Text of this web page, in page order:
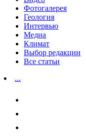
Фотогалерея
Геология
Интервью
Медиа
Климат
Выбор редакции
Все статьи
...